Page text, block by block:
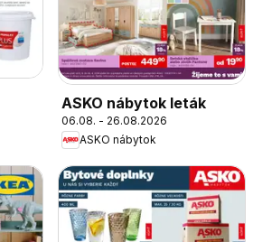
ASKO nábytok leták
06.08. - 26.08.2026
ASKO nábytok